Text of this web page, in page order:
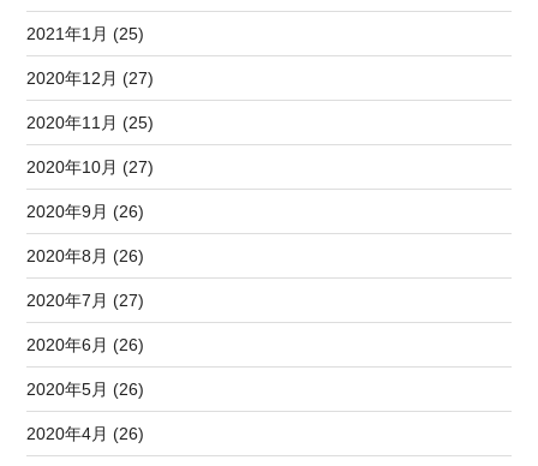
2021年1月 (25)
2020年12月 (27)
2020年11月 (25)
2020年10月 (27)
2020年9月 (26)
2020年8月 (26)
2020年7月 (27)
2020年6月 (26)
2020年5月 (26)
2020年4月 (26)